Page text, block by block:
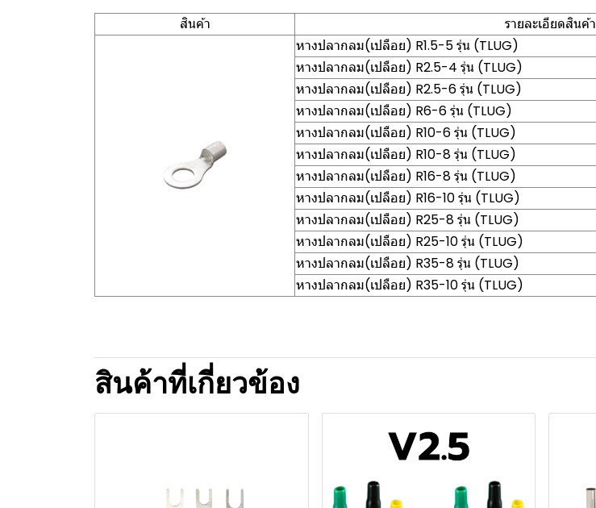
สินค้า
รายละเอียดสินค้า
หางปลากลม(เปลือย) R1.5-5 รุ่น (TLUG)
หางปลากลม(เปลือย) R2.5-4 รุ่น (TLUG)
หางปลากลม(เปลือย) R2.5-6 รุ่น (TLUG)
หางปลากลม(เปลือย) R6-6 รุ่น (TLUG)
หางปลากลม(เปลือย) R10-6 รุ่น (TLUG)
หางปลากลม(เปลือย) R10-8 รุ่น (TLUG)
หางปลากลม(เปลือย) R16-8 รุ่น (TLUG)
หางปลากลม(เปลือย) R16-10 รุ่น (TLUG)
หางปลากลม(เปลือย) R25-8 รุ่น (TLUG)
หางปลากลม(เปลือย) R25-10 รุ่น (TLUG)
หางปลากลม(เปลือย) R35-8 รุ่น (TLUG)
หางปลากลม(เปลือย) R35-10 รุ่น (TLUG)
สินค้าที่เกี่ยวข้อง